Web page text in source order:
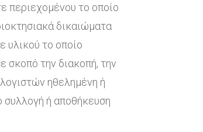
περιεχομένου το οποίο
δικαιώματα
υλικού το οποίο
σκοπό την διακοπή, την
ηθελημένη ή
ή αποθήκευση